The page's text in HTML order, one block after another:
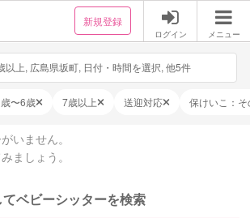
新規登録
ログイン メニュー
以上, 広島県坂町, 日付・時間を選択, 他5件
〜6歳 7歳以上 送迎対応 保けいこ：そ
いません。
ましょう。
ベビーシッターを検索